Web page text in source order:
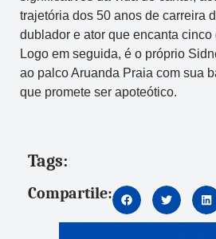
trajetória dos 50 anos de carreira
dublador e ator que encanta
Logo em seguida, é o próprio
ao palco Aruanda Praia com sua
que promete ser apoteótico.
Tags:
Compartile: